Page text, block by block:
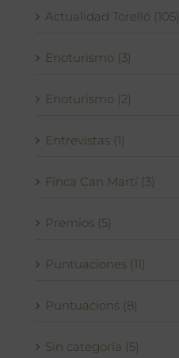
Actualidad Torelló (105)
Enoturismo (3)
Enoturismo (2)
Entrevistas (1)
Finca Can Martí (3)
Premios (5)
Puntuaciones (11)
Puntuacions (8)
Sin categoría (5)